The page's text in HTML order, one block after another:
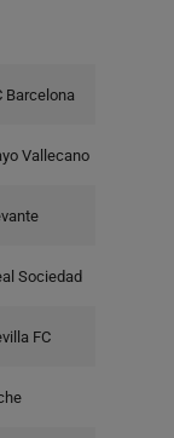
Barcelona
Vallecano
Sociedad
FC